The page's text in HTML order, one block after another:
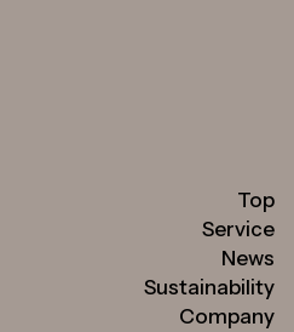
Top
Service
News
Sustainability
Company